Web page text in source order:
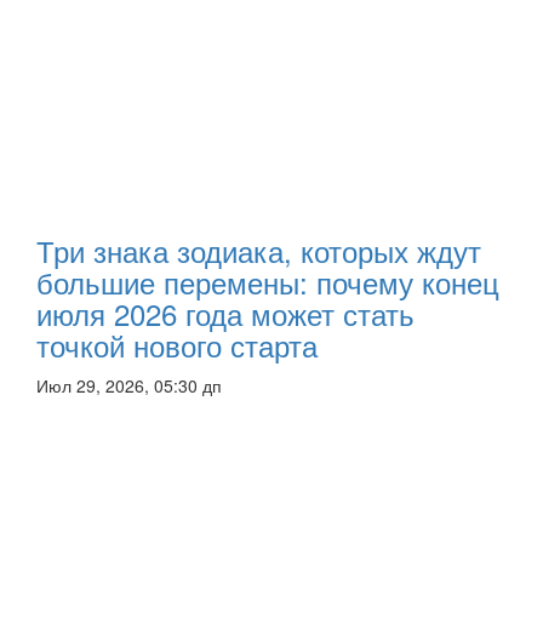
Три знака зодиака, которых ждут
большие перемены: почему конец
июля 2026 года может стать
точкой нового старта
Июл 29, 2026, 05:30 дп